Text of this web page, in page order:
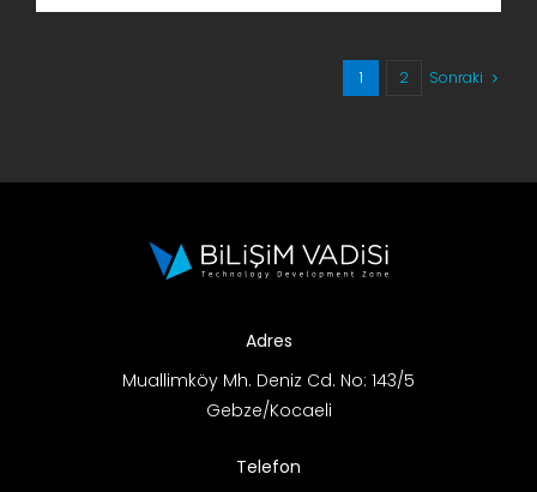
1 2 Sonraki
Adres
Muallimköy Mh. Deniz Cd. No: 143/5
Gebze/Kocaeli
Telefon